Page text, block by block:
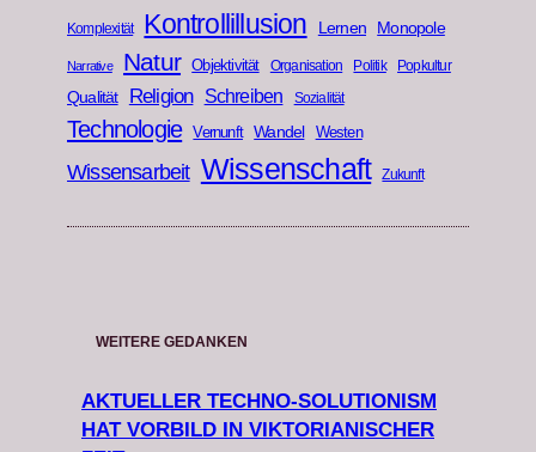
Komplexität Kontrollillusion Lernen Monopole
Narrative Natur Objektivität Organisation Politik Popkultur
Qualität Religion Schreiben Sozialität
Technologie Vernunft Wandel Westen
Wissensarbeit Wissenschaft Zukunft
WEITERE GEDANKEN
AKTUELLER TECHNO-SOLUTIONISM
HAT VORBILD IN VIKTORIANISCHER